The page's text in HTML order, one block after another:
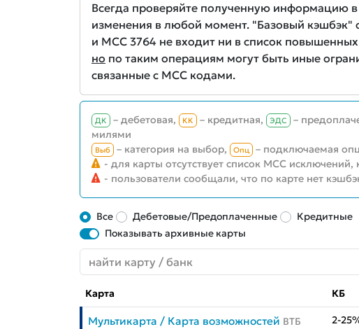
Всегда проверяйте полученную информацию в
изменения в любой момент. "Базовый кэшбэк"
и MCC 3764 не входит ни в список
но по таким операциям могут быть иные
связанные с MCC кодами.
ДК – дебетовая, КК – кредитная, ЭДС –
милями
Выб – категория на выбор, Опц
– подключаемая
- для карты отсутствует список MCC
- пользователи сообщали, что по карте нет
Все Дебетовые/Предоплаченные Кредитные
Показывать архивные карты
Карта КБ
Мультикарта / Карта возможностей ВТБ 2-